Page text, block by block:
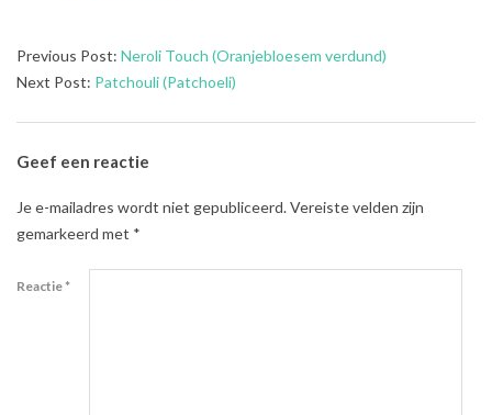
2021-
08-
Previous Post: Neroli Touch (Oranjebloesem verdund)
Next Post: Patchouli (Patchoeli)
Geef een reactie
Je e-mailadres wordt niet gepubliceerd.Vereiste velden zijn
gemarkeerd met *
Reactie*